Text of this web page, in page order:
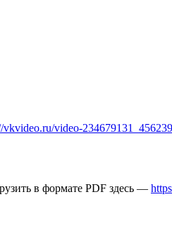
vkvideo.ru/video-
в формате PDF здесь —